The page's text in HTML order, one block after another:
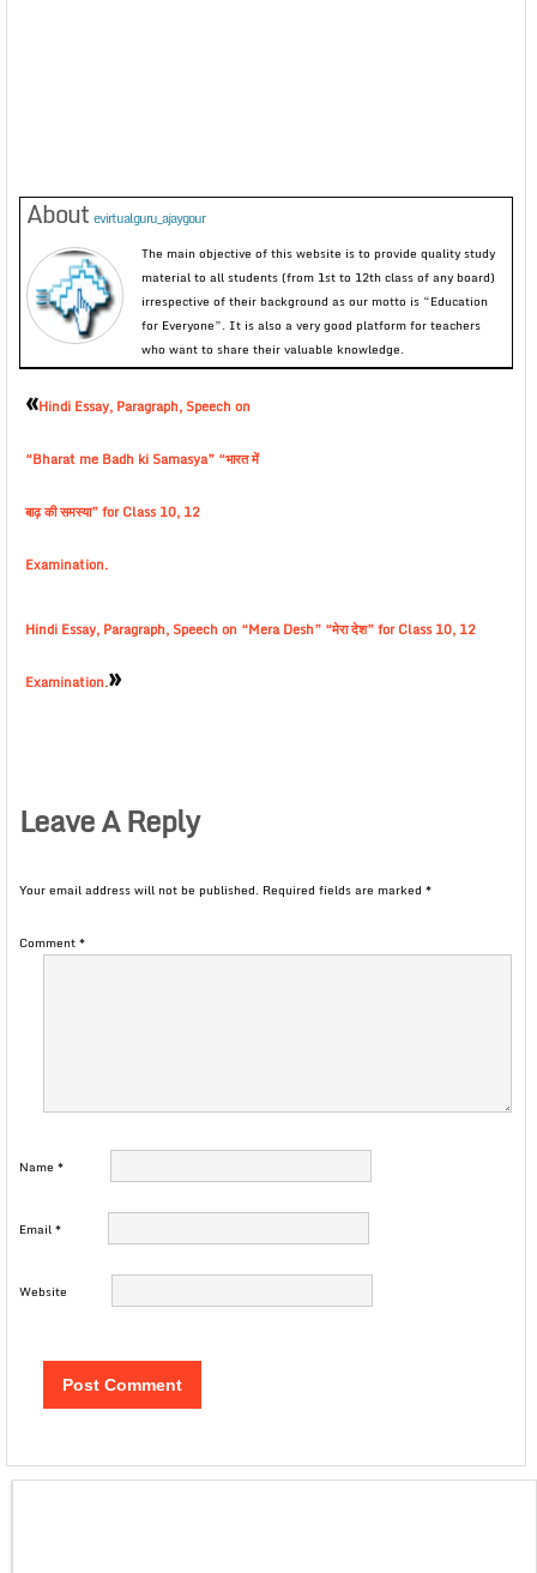
About evirtualguru_ajaygour
The main objective of this website is to provide quality study
material to all students (from 1st to 12th class of any board)
irrespective of their background as our motto is “Education
for Everyone”. It is also a very good platform for teachers
who want to share their valuable knowledge.
«Hindi Essay, Paragraph, Speech on
“Bharat me Badh ki Samasya” “भारत में
बाढ़ की समस्या” for Class 10, 12
Examination.
Hindi Essay, Paragraph, Speech on “Mera Desh” “मेरा देश” for Class 10, 12
Examination.»
Leave A Reply
Your email address will not be published. Required fields are marked *
Comment*
Name *
Email*
Website